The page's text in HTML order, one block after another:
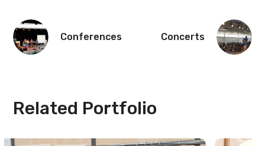
Conferences Concerts
Related Portfolio